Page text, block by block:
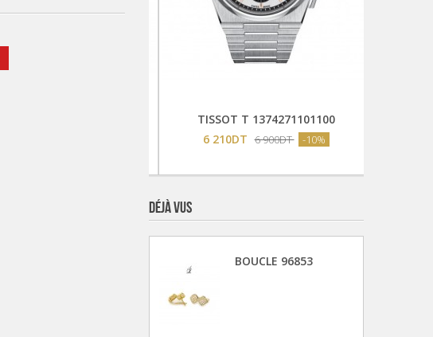
TISSOT T 1374271101100
6 210DT 6 900DT -10%
DÉJÀ VUS
BOUCLE 96853